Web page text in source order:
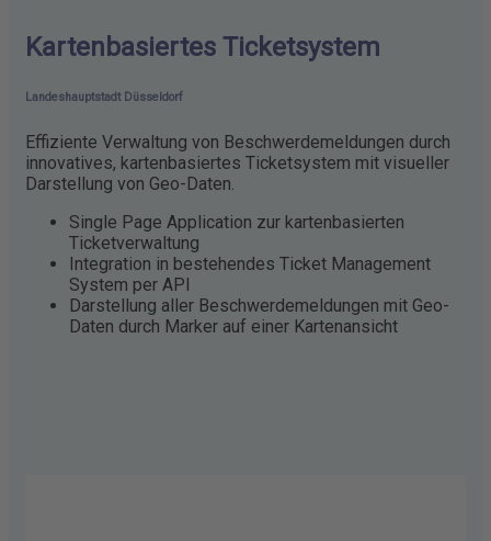
Kartenbasiertes Ticketsystem
Landeshauptstadt Düsseldorf
Effiziente Verwaltung von Beschwerdemeldungen durch
innovatives, kartenbasiertes Ticketsystem mit visueller
Darstellung von Geo-Daten.
Single Page Application zur kartenbasierten
Ticketverwaltung
Integration in bestehendes Ticket Management
System per API
Darstellung aller Beschwerdemeldungen mit Geo-
Daten durch Marker auf einer Kartenansicht